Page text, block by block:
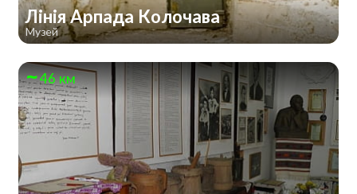
Лінія Арпада Колочава
Музей
46 км